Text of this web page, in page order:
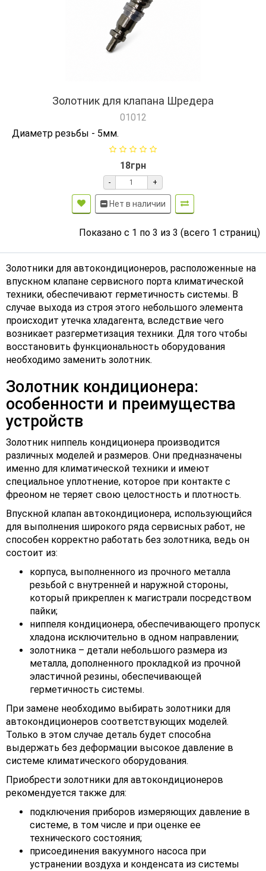
Золотник для клапана Шредера
01012
Диаметр резьбы - 5мм.
18грн
- +
Нет в наличии
Показано с 1 по 3 из 3 (всего 1 страниц)
Золотники для автокондиционеров, расположенные на
впускном клапане сервисного порта климатической
техники, обеспечивают герметичность системы. В
случае выхода из строя этого небольшого элемента
происходит утечка хладагента, вследствие чего
возникает разгерметизация техники. Для того чтобы
восстановить функциональность оборудования
необходимо заменить золотник.
Золотник кондиционера:
особенности и преимущества
устройств
Золотник ниппель кондиционера производится
различных моделей и размеров. Они предназначены
именно для климатической техники и имеют
специальное уплотнение, которое при контакте с
фреоном не теряет свою целостность и плотность.
Впускной клапан автокондиционера, использующийся
для выполнения широкого ряда сервисных работ, не
способен корректно работать без золотника, ведь он
состоит из:
корпуса, выполненного из прочного металла
резьбой с внутренней и наружной стороны,
который прикреплен к магистрали посредством
пайки;
ниппеля кондиционера, обеспечивающего пропуск
хладона исключительно в одном направлении;
золотника – детали небольшого размера из
металла, дополненного прокладкой из прочной
эластичной резины, обеспечивающей
герметичность системы.
При замене необходимо выбирать золотники для
автокондиционеров соответствующих моделей.
Только в этом случае деталь будет способна
выдержать без деформации высокое давление в
системе климатического оборудования.
Приобрести золотники для автокондиционеров
рекомендуется также для:
подключения приборов измеряющих давление в
системе, в том числе и при оценке ее
технического состояния;
присоединения вакуумного насоса при
устранении воздуха и конденсата из системы